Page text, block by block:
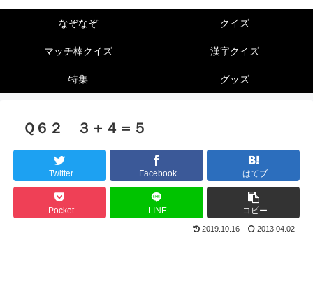
なぞなぞ クイズ
マッチ棒クイズ 漢字クイズ
特集 グッズ
Ｑ６２ ３＋４＝５
Twitter Facebook はてブ
Pocket LINE コピー
2019.10.16 2013.04.02